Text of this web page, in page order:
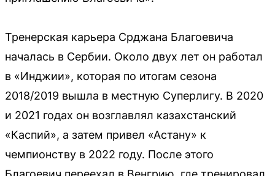
Тренерская карьера Срджана Благоевича
началась в Сербии. Около двух лет он работал
в «Инджии», которая по итогам сезона
2018/2019 вышла в местную Суперлигу. В 2020
и 2021 годах он возглавлял казахстанский
«Каспий», а затем привел «Астану» к
чемпионству в 2022 году. После этого